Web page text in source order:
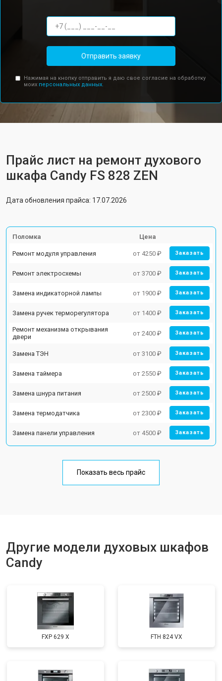
Отправить заявку
Нажимая на кнопку отправить я даю свое согласие на обработку
моих персональных данных.
Прайс лист на ремонт духового
шкафа Candy FS 828 ZEN
Дата обновления прайса: 17.07.2026
Поломка Цена
Ремонт модуля управления от 4250 ₽ Заказать
Ремонт электросхемы от 3700 ₽ Заказать
Замена индикаторной лампы от 1900 ₽ Заказать
Замена ручек терморегулятора от 1400 ₽ Заказать
Ремонт механизма открывания
двери
от 2400 ₽ Заказать
Замена ТЭН от 3100 ₽ Заказать
Замена таймера от 2550 ₽ Заказать
Замена шнура питания от 2500 ₽ Заказать
Замена термодатчика от 2300 ₽ Заказать
Замена панели управления от 4500 ₽ Заказать
Показать весь прайс
Другие модели духовых шкафов
Candy
FXP 629 X FTH 824 VX